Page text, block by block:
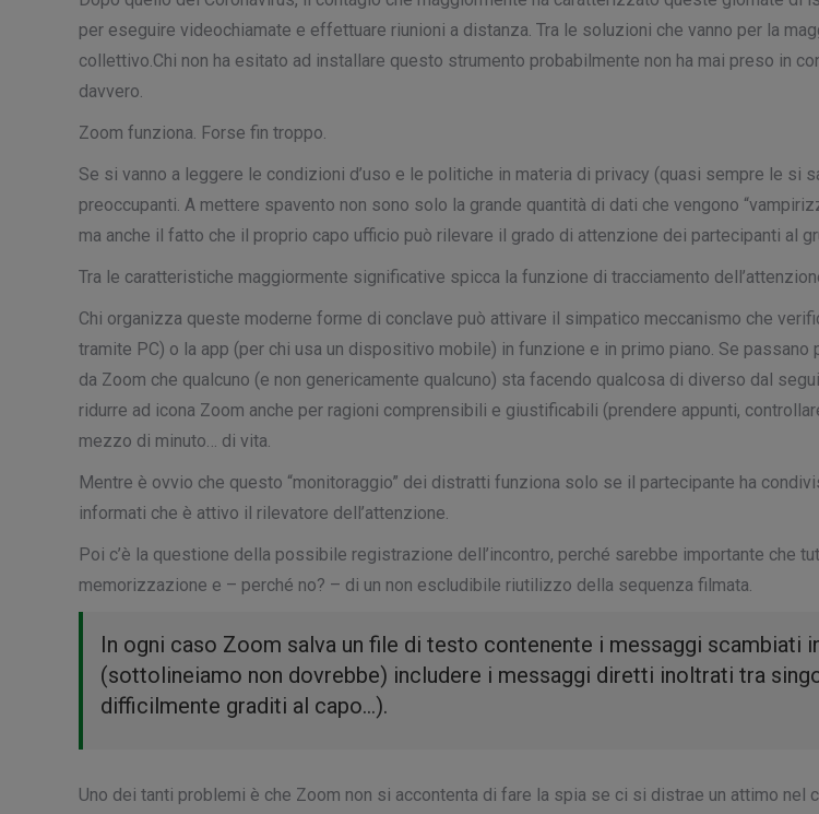
per eseguire videochiamate e effettuare riunioni a distanza. Tra le soluzioni che vanno per la
collettivo.Chi non ha esitato ad installare questo strumento probabilmente non ha mai preso in
davvero.
Zoom funziona. Forse fin troppo.
Se si vanno a leggere le condizioni d’uso e le politiche in materia di privacy (quasi sempre le si
preoccupanti. A mettere spavento non sono solo la grande quantità di dati che vengono
ma anche il fatto che il proprio capo ufficio può rilevare il grado di attenzione dei partecipanti al
Tra le caratteristiche maggiormente significative spicca la funzione di tracciamento
Chi organizza queste moderne forme di conclave può attivare il simpatico meccanismo che
tramite PC) o la app (per chi usa un dispositivo mobile) in funzione e in primo piano. Se
da Zoom che qualcuno (e non genericamente qualcuno) sta facendo qualcosa di diverso dal
ridurre ad icona Zoom anche per ragioni comprensibili e giustificabili (prendere appunti,
mezzo di minuto… di vita.
Mentre è ovvio che questo “monitoraggio” dei distratti funziona solo se il partecipante ha
informati che è attivo il rilevatore dell’attenzione.
Poi c’è la questione della possibile registrazione dell’incontro, perché sarebbe importante che
memorizzazione e – perché no? – di un non escludibile riutilizzo della sequenza filmata.
In ogni caso Zoom salva un file di testo contenente i messaggi scambiati
(sottolineiamo non dovrebbe) includere i messaggi diretti inoltrati tra
difficilmente graditi al capo…).
Uno dei tanti problemi è che Zoom non si accontenta di fare la spia se ci si distrae un attimo